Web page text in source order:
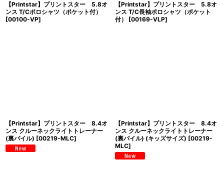
【Printstar】プリントスター 5.8オ
ンス T/Cポロシャツ（ポケット付）
[00100-VP]
【Printstar】プリントスター 5.8オ
ンス T/C長袖ポロシャツ（ポケット
付）
[00169-VLP]
【Printstar】プリントスター 8.4オ
ンス クルーネックライトトレーナー
(裏パイル) [00219-MLC]
【Printstar】プリントスター 8.4オ
ンス クルーネックライトトレーナー
(裏パイル) (キッズサイズ) [00219-
MLC]